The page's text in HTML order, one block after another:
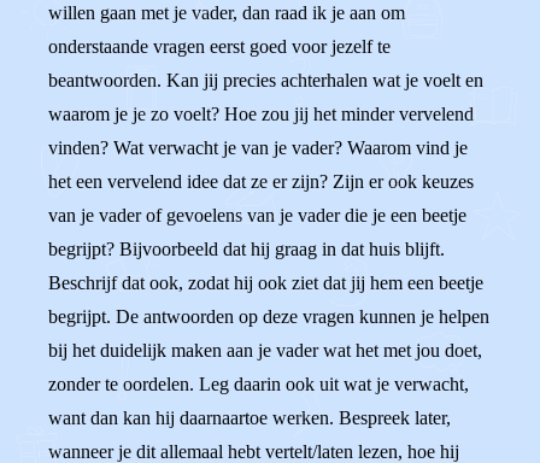
willen gaan met je vader, dan raad ik je aan om
onderstaande vragen eerst goed voor jezelf te
beantwoorden. Kan jij precies achterhalen wat je voelt en
waarom je je zo voelt? Hoe zou jij het minder vervelend
vinden? Wat verwacht je van je vader? Waarom vind je
het een vervelend idee dat ze er zijn? Zijn er ook keuzes
van je vader of gevoelens van je vader die je een beetje
begrijpt? Bijvoorbeeld dat hij graag in dat huis blijft.
Beschrijf dat ook, zodat hij ook ziet dat jij hem een beetje
begrijpt. De antwoorden op deze vragen kunnen je helpen
bij het duidelijk maken aan je vader wat het met jou doet,
zonder te oordelen. Leg daarin ook uit wat je verwacht,
want dan kan hij daarnaartoe werken. Bespreek later,
wanneer je dit allemaal hebt vertelt/laten lezen, hoe hij